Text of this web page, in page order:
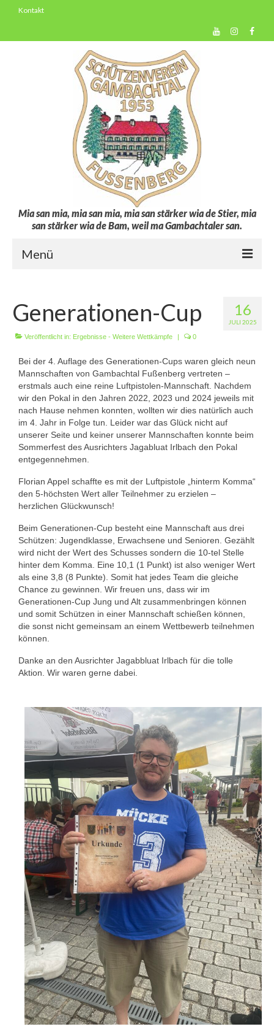
Kontakt
Mia san mia, mia san mia, mia san stärker wia de Stier, mia
san stärker wia de Bam, weil ma Gambachtaler san.
Menü
Vorstandschaft
Unsere Erfolge
Vereinschronik
Die Geschichte unserer Kapelle
Jugendarbeit
Ergebnisse
1. Mannschaft Luftgewehr
2. Mannschaft Luftgewehr
1. Mannschaft Luftpistole
1. Mannschaft Auflage
2. Mannschaft Auflage
Weitere Wettkämpfe
Termine
Galerie
Mitglied werden
Sektion Am Wenzenbach
Sektionsliga Ergebnisse
Sektionswanderpokale
16
JULI 2025
Generationen-Cup
Veröffentlicht in: Ergebnisse - Weitere Wettkämpfe 0
Bei der 4. Auflage des Generationen-Cups waren gleich neun
Mannschaften von Gambachtal Fußenberg vertreten –
erstmals auch eine reine Luftpistolen-Mannschaft. Nachdem
wir den Pokal in den Jahren 2022, 2023 und 2024 jeweils mit
nach Hause nehmen konnten, wollten wir dies natürlich auch
im 4. Jahr in Folge tun. Leider war das Glück nicht auf
unserer Seite und keiner unserer Mannschaften konnte beim
Sommerfest des Ausrichters Jagabluat Irlbach den Pokal
entgegennehmen.
Florian Appel schaffte es mit der Luftpistole „hinterm Komma“
den 5-höchsten Wert aller Teilnehmer zu erzielen –
herzlichen Glückwunsch!
Beim Generationen-Cup besteht eine Mannschaft aus drei
Schützen: Jugendklasse, Erwachsene und Senioren. Gezählt
wird nicht der Wert des Schusses sondern die 10-tel Stelle
hinter dem Komma. Eine 10,1 (1 Punkt) ist also weniger Wert
als eine 3,8 (8 Punkte). Somit hat jedes Team die gleiche
Chance zu gewinnen. Wir freuen uns, dass wir im
Generationen-Cup Jung und Alt zusammenbringen können
und somit Schützen in einer Mannschaft schießen können,
die sonst nicht gemeinsam an einem Wettbewerb teilnehmen
können.
Danke an den Ausrichter Jagabbluat Irlbach für die tolle
Aktion. Wir waren gerne dabei.